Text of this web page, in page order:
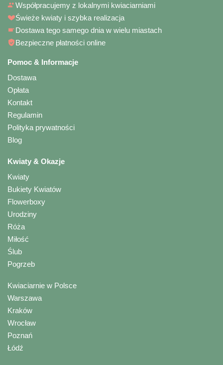
Współpracujemy z lokalnymi kwiaciarniami
Świeże kwiaty i szybka realizacja
Dostawa tego samego dnia w wielu miastach
Bezpieczne płatności online
Pomoc & Informacje
Dostawa
Opłata
Kontakt
Regulamin
Polityka prywatności
Blog
Kwiaty & Okazje
Kwiaty
Bukiety Kwiatów
Flowerboxy
Urodziny
Róża
Miłość
Ślub
Pogrzeb
Kwiaciarnie w Polsce
Warszawa
Kraków
Wrocław
Poznań
Łódź